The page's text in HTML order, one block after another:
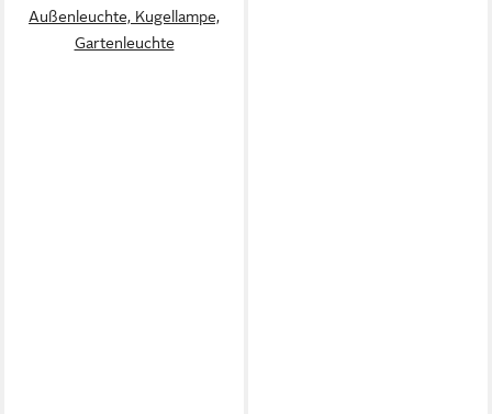
Außenleuchte, Kugellampe,
Gartenleuchte